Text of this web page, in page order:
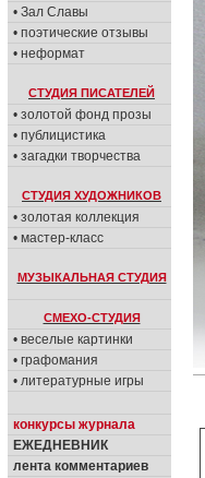
• Зал Славы
• поэтические отзывы
• неформат
СТУДИЯ ПИСАТЕЛЕЙ
• золотой фонд прозы
• публицистика
• загадки творчества
СТУДИЯ ХУДОЖНИКОВ
• золотая коллекция
• мастер-класс
МУЗЫКАЛЬНАЯ СТУДИЯ
СМЕХО-СТУДИЯ
• веселые картинки
• графомания
• литературные игры
конкурсы журнала
ЕЖЕДНЕВНИК
лента комментариев